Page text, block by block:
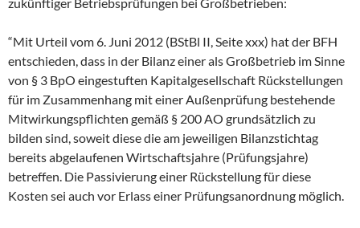
“Mit Urteil vom 6. Juni 2012 (BStBl II, Seite xxx) hat der BFH
entschieden, dass in der Bilanz einer als Großbetrieb im Sinne
von § 3 BpO eingestuften Kapitalgesellschaft Rückstellungen
für im Zusammenhang mit einer Außenprüfung bestehende
Mitwirkungspflichten gemäß § 200 AO grundsätzlich zu
bilden sind, soweit diese die am jeweiligen Bilanzstichtag
bereits abgelaufenen Wirtschaftsjahre (Prüfungsjahre)
betreffen. Die Passivierung einer Rückstellung für diese
Kosten sei auch vor Erlass einer Prüfungsanordnung möglich.